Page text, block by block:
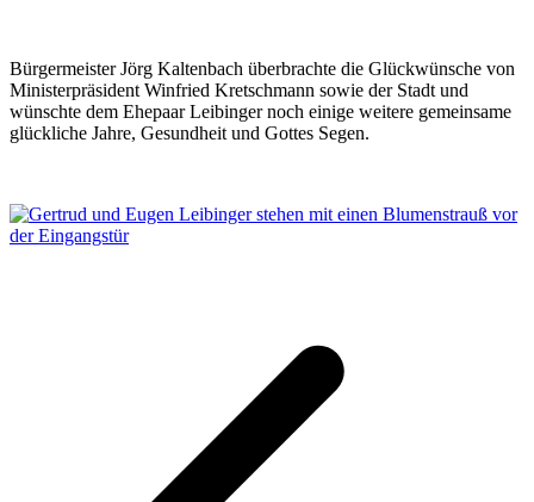
Bürgermeister Jörg Kaltenbach überbrachte die Glückwünsche von
Ministerpräsident Winfried Kretschmann sowie der Stadt und
wünschte dem Ehepaar Leibinger noch einige weitere gemeinsame
glückliche Jahre, Gesundheit und Gottes Segen.